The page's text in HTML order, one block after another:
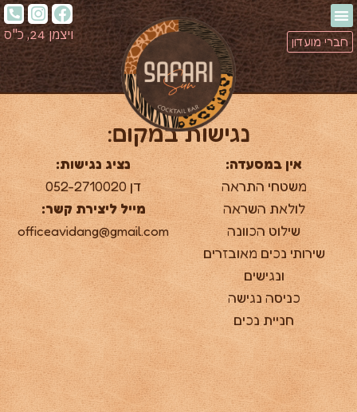
חברי מועדון ויצמן 24, כ"ס
נגישות במקום:
אין במסעדה:
משטחי התראה
לולאת השראה
שילוט הכוונה
שירותי נכים מאובזרים
ונגישים
כניסה נגישה
חניית נכים
נציג נגישות:
דן ⁦052-2710020⁩
מייל ליצירת קשר:
officeavidang@gmail.com